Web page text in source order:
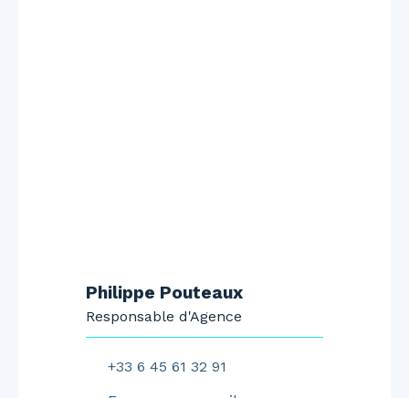
Philippe Pouteaux
Responsable d'Agence
+33 6 45 61 32 91